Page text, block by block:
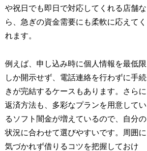
や祝日でも即日で対応してくれる店舗な
ら、急ぎの資金需要にも柔軟に応えてく
れます。
例えば、申し込み時に個人情報を最低限
しか開示せず、電話連絡を行わずに手続
きが完結するケースもあります。さらに
返済方法も、多彩なプランを用意してい
るソフト闇金が増えているので、自分の
状況に合わせて選びやすいです。周囲に
気づかれず借りるコツを把握しておけ